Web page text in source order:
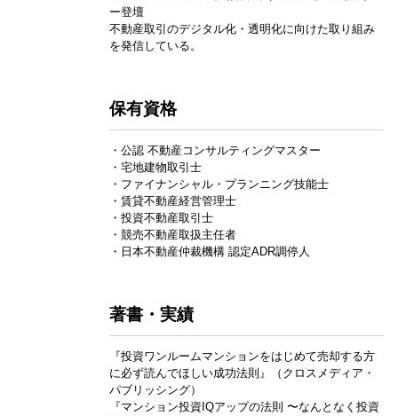
ー登壇
不動産取引のデジタル化・透明化に向けた取り組み
を発信している。
保有資格
・公認 不動産コンサルティングマスター
・宅地建物取引士
・ファイナンシャル・プランニング技能士
・賃貸不動産経営管理士
・投資不動産取引士
・競売不動産取扱主任者
・日本不動産仲裁機構 認定ADR調停人
著書・実績
『投資ワンルームマンションをはじめて売却する方
に必ず読んでほしい成功法則』（クロスメディア・
パブリッシング）
『マンション投資IQアップの法則 〜なんとなく投資